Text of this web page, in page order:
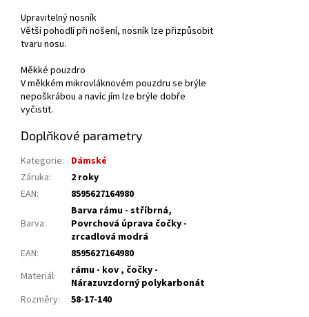
Upravitelný nosník
Větší pohodlí při nošení, nosník lze přizpůsobit
tvaru nosu.
Měkké pouzdro
V měkkém mikrovláknovém pouzdru se brýle
nepoškrábou a navíc jím lze brýle dobře
vyčistit.
Doplňkové parametry
Kategorie: Dámské
Záruka:
2 roky
EAN: 8595627164980
Barva:
Barva rámu - stříbrná,
Povrchová úprava čočky -
zrcadlová modrá
EAN:
8595627164980
Materiál:
rámu - kov , čočky -
Nárazuvzdorný polykarbonát
Rozměry: 58-17-140